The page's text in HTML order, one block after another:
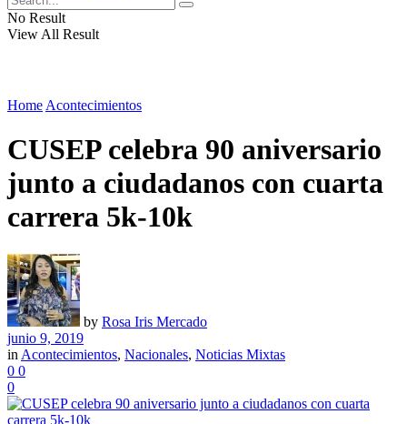
No Result
View All Result
Home Acontecimientos
CUSEP celebra 90 aniversario
junto a ciudadanos con cuarta
carrera 5k-10k
by Rosa Iris Mercado
junio 9, 2019
in Acontecimientos, Nacionales, Noticias Mixtas
0 0
0